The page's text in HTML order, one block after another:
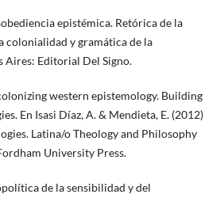
epistémica. Retórica de la
colonialidad y gramática de la
Aires: Editorial Del Signo.
western epistemology. Building
En Isasi Díaz, A. & Mendieta, E. (2012)
Latina/o Theology and Philosophy
University Press.
de la sensibilidad y del